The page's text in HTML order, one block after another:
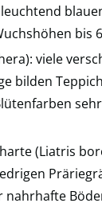
bis
viele
bilden
(Liatris